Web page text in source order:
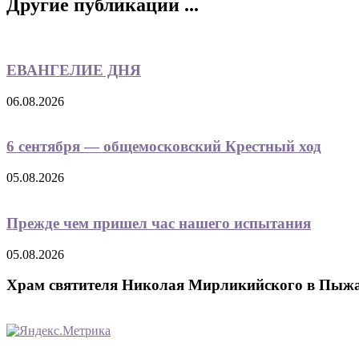
Другие публикации ...
ЕВАНГЕЛИЕ ДНЯ
06.08.2026
6 сентября — общемосковский Крестный ход
05.08.2026
Прежде чем пришел час нашего испытания
05.08.2026
Храм святителя Николая Мирликийского в